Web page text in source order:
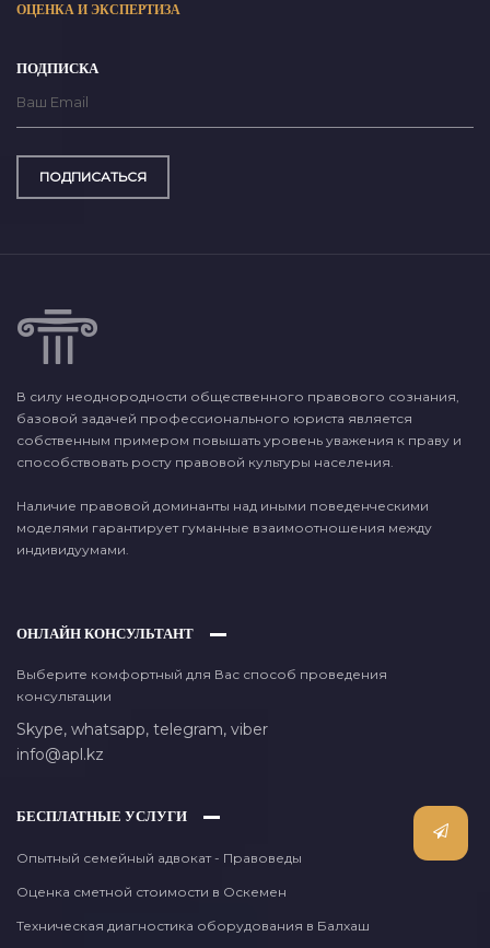
ОЦЕНКА И ЭКСПЕРТИЗА
ПОДПИСКА
ПОДПИСАТЬСЯ
В силу неоднородности общественного правового сознания,
базовой задачей профессионального юриста является
собственным примером повышать уровень уважения к праву и
способствовать росту правовой культуры населения.
Наличие правовой доминанты над иными поведенческими
моделями гарантирует гуманные взаимоотношения между
индивидуумами.
ОНЛАЙН КОНСУЛЬТАНТ
Выберите комфортный для Вас способ проведения
консультации
Skype, whatsapp, telegram, viber
info@apl.kz
БЕСПЛАТНЫЕ УСЛУГИ
Опытный семейный адвокат - Правоведы
Оценка сметной стоимости в Оскемен
Техническая диагностика оборудования в Балхаш